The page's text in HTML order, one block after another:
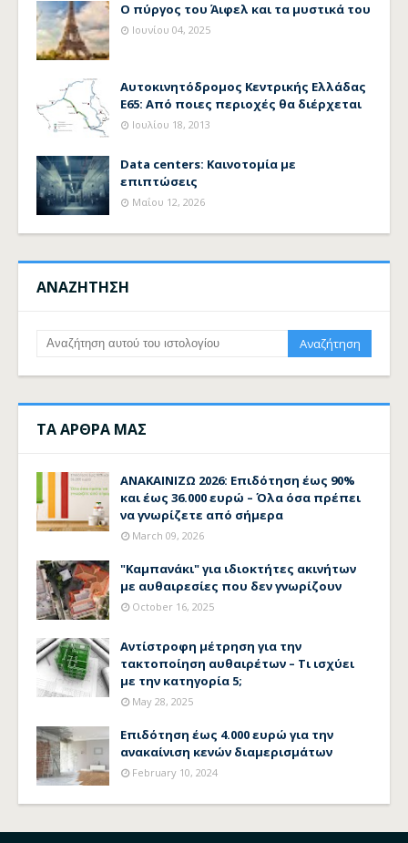
Ο πύργος του Άιφελ και τα μυστικά του
Ιουνίου 04, 2025
Αυτοκινητόδρομος Κεντρικής Ελλάδας
Ε65: Από ποιες περιοχές θα διέρχεται
Ιουλίου 18, 2013
Data centers: Καινοτομία με
επιπτώσεις
Μαΐου 12, 2026
ΑΝΑΖΗΤΗΣΗ
ΤΑ ΑΡΘΡΑ ΜΑΣ
ΑΝΑΚΑΙΝΙΖΩ 2026: Επιδότηση έως 90%
και έως 36.000 ευρώ – Όλα όσα πρέπει
να γνωρίζετε από σήμερα
March 09, 2026
"Καμπανάκι" για ιδιοκτήτες ακινήτων
με αυθαιρεσίες που δεν γνωρίζουν
October 16, 2025
Αντίστροφη μέτρηση για την
τακτοποίηση αυθαιρέτων – Τι ισχύει
με την κατηγορία 5;
May 28, 2025
Επιδότηση έως 4.000 ευρώ για την
ανακαίνιση κενών διαμερισμάτων
February 10, 2024